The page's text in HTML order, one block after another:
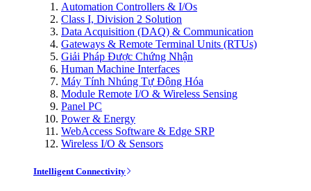
Automation Controllers & I/Os
Class I, Division 2 Solution
Data Acquisition (DAQ) & Communication
Gateways & Remote Terminal Units (RTUs)
Giải Pháp Được Chứng Nhận
Human Machine Interfaces
Máy Tính Nhúng Tự Động Hóa
Module Remote I/O & Wireless Sensing
Panel PC
Power & Energy
WebAccess Software & Edge SRP
Wireless I/O & Sensors
Intelligent Connectivity